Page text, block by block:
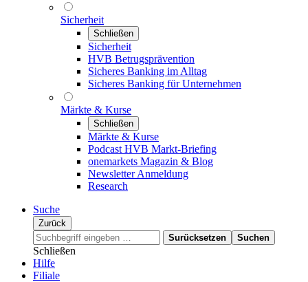
Sicherheit
Schließen
Sicherheit
HVB Betrugsprävention
Sicheres Banking im Alltag
Sicheres Banking für Unternehmen
Märkte & Kurse
Schließen
Märkte & Kurse
Podcast HVB Markt-Briefing
onemarkets Magazin & Blog
Newsletter Anmeldung
Research
Suche
Zurück
Surücksetzen
Suchen
Schließen
Hilfe
Filiale